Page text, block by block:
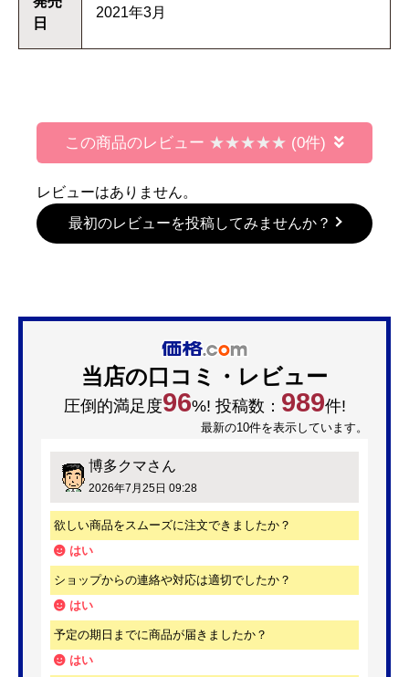
日
2021年3月
この商品のレビュー (0件)
レビューはありません。
最初のレビューを投稿してみませんか？
当店の口コミ・レビュー
圧倒的満足度96%! 投稿数： 989件!
最新の10件を表示しています。
博多クマさん
2026年7月25日 09:28
欲しい商品をスムーズに注文できましたか？
はい
ショップからの連絡や対応は適切でしたか？
はい
予定の期日までに商品が届きましたか？
はい